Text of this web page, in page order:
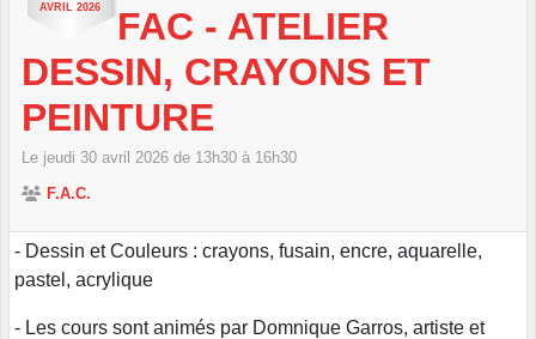
AVRIL 2026
FAC - ATELIER
DESSIN, CRAYONS ET
PEINTURE
Le jeudi 30 avril 2026 de 13h30 à 16h30
F.A.C.
- Dessin et Couleurs : crayons, fusain, encre, aquarelle,
pastel, acrylique
- Les cours sont animés par Domnique Garros, artiste et